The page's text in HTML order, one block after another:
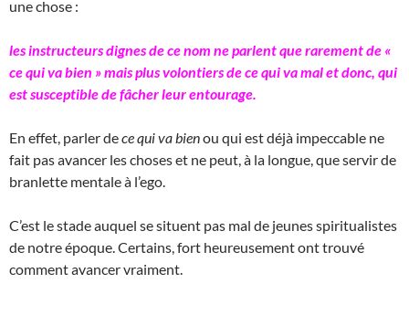
une chose :
les instructeurs dignes de ce nom ne parlent que rarement de «
ce qui va bien » mais plus volontiers de ce qui va mal et donc, qui
est susceptible de fâcher leur entourage.
En effet, parler dece qui va bienou qui est déjà impeccable ne
fait pas avancer les choses et ne peut, à la longue, que servir de
branlette mentale à l’ego.
C’est le stade auquel se situent pas mal de jeunes spiritualistes
de notre époque. Certains, fort heureusement ont trouvé
comment avancer vraiment.